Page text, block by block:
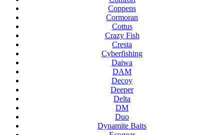
Coppens
Cormoran
Cottus
Crazy Fish
Cresta
Cyberfishing
Daiwa
DAM
Decoy
Deeper
Delta
DM
Duo
Dynamite Baits